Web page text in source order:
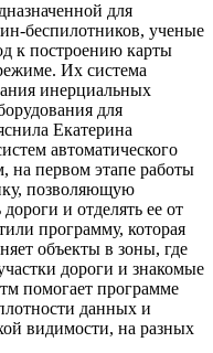
для
беспилотников, ученые
к построению карты
Их система
инерциальных
для
Екатерина
автоматического
на первом этапе работы
позволяющую
и отделять ее от
программу, которая
объекты в зоны, где
дороги и знакомые
помогает прог­рамме
данных и
видимости, на разных